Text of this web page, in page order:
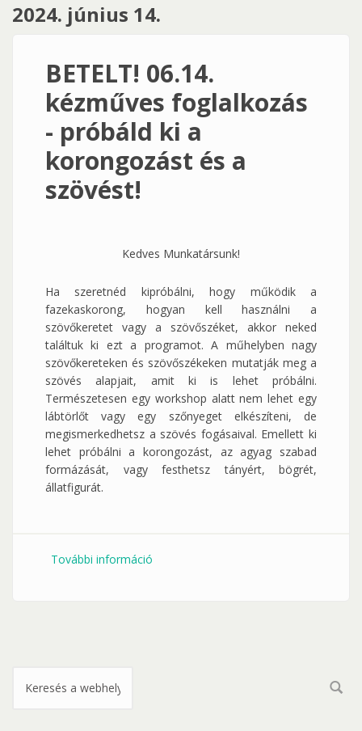
2024. június 14.
BETELT! 06.14.
kézműves foglalkozás
- próbáld ki a
korongozást és a
szövést!
Kedves Munkatársunk!
Ha szeretnéd kipróbálni, hogy működik a
fazekaskorong, hogyan kell használni a
szövőkeretet vagy a szövőszéket, akkor neked
találtuk ki ezt a programot. A műhelyben nagy
szövőkereteken és szövőszékeken mutatják meg a
szövés alapjait, amit ki is lehet próbálni.
Természetesen egy workshop alatt nem lehet egy
lábtörlőt vagy egy szőnyeget elkészíteni, de
megismerkedhetsz a szövés fogásaival. Emellett ki
lehet próbálni a korongozást, az agyag szabad
formázását, vagy festhetsz tányért, bögrét,
állatfigurát.
További információ
Keresés űrlap